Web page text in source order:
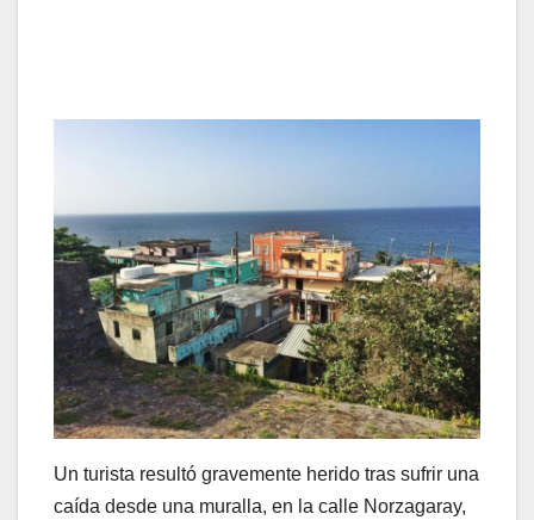
Un turista resultó gravemente herido tras sufrir una
caída desde una muralla, en la calle Norzagaray,